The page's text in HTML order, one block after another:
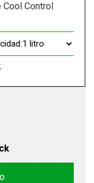
Cool Control